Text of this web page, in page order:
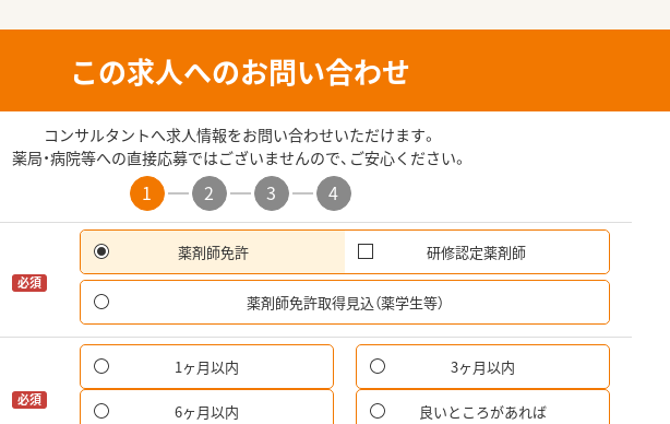
この求人へのお問い合わせ
コンサルタントへ求人情報をお問い合わせいただけます。
薬局・病院等への直接応募ではございませんので、ご安心ください。
1 2 3 4
必須
薬剤師免許 研修認定薬剤師
薬剤師免許取得見込（薬学生等）
必須
1ヶ月以内 3ヶ月以内
6ヶ月以内 良いところがあれば